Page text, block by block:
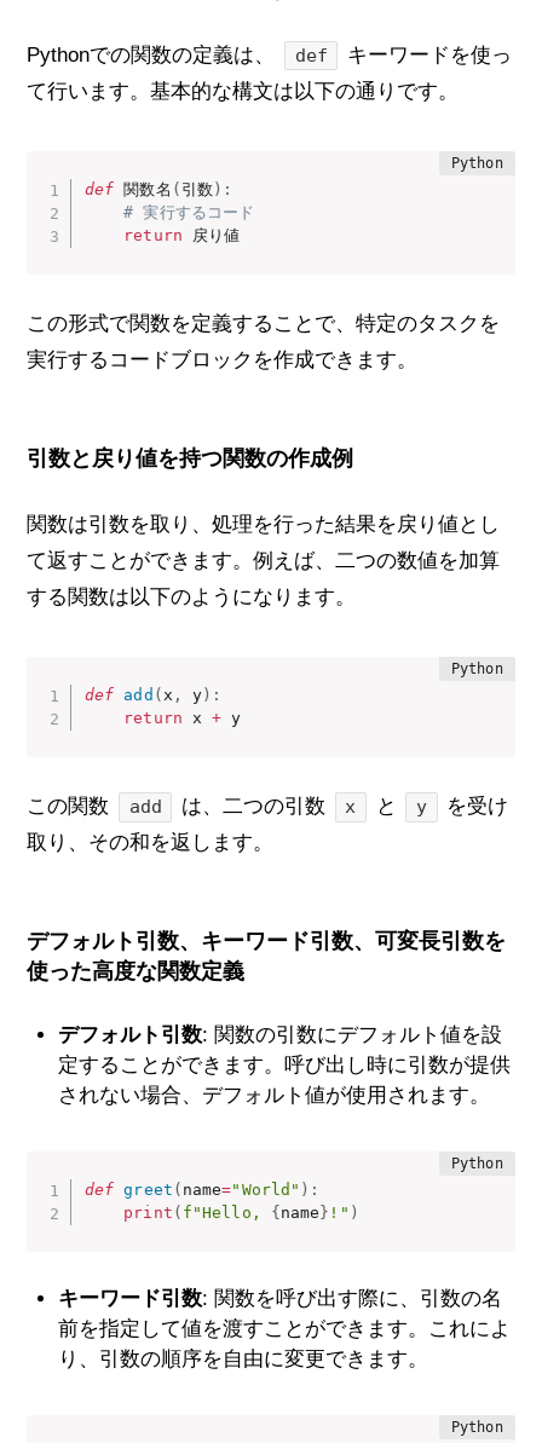
Pythonでの関数の定義は、 def
キーワードを使っ
て行います。基本的な構文は以下の通りです。
def 関数名 ( 引数) :
# 実行するコード
return 戻り値
この形式で関数を定義することで、特定のタスクを
実行するコードブロックを作成できます。
引数と戻り値を持つ関数の作成例
関数は引数を取り、処理を行った結果を戻り値とし
て返すことができます。例えば、二つの数値を加算
する関数は以下のようになります。
def add ( x , y ) :
return x + y
この関数 add は、二つの引数 x と y
を受け
取り、その和を返します。
デフォルト引数、キーワード引数、可変長引数を
使った高度な関数定義
デフォルト引数: 関数の引数にデフォルト値を設
定することができます。呼び出し時に引数が提供
されない場合、デフォルト値が使用されます。
def greet ( name="World" ) :
print ( f"Hello, { name } !" )
キーワード引数: 関数を呼び出す際に、引数の名
前を指定して値を渡すことができます。これによ
り、引数の順序を自由に変更できます。